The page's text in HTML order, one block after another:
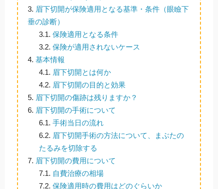
3. 眉下切開が保険適用となる基準・条件（眼瞼下
垂の診断）
3.1. 保険適用となる条件
3.2. 保険が適用されないケース
4. 基本情報
4.1. 眉下切開とは何か
4.2. 眉下切開の目的と効果
5. 眉下切開の傷跡は残りますか？
6. 眉下切開の手術について
6.1. 手術当日の流れ
6.2. 眉下切開手術の方法について、まぶたの
たるみを切除する
7. 眉下切開の費用について
7.1. 自費治療の相場
7.2. 保険適用時の費用はどのぐらいか